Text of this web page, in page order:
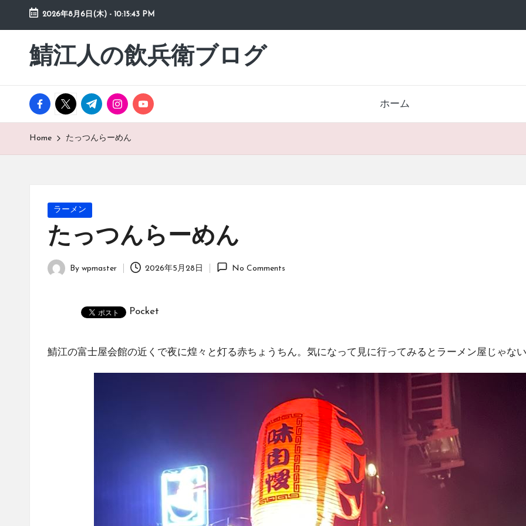
Skip
content
2026年8月6日(木) - 10:15:45 PM
鯖江人の飲兵衛ブログ
日々
の
然
草
facebook.com
twitter.com
t.me instagram.com
youtube.com ホーム
Home たっつんらーめん
Posted
ラーメン
たっつんらーめん
Posted
By wpmaster 2026年5月28日 No Comments
Pocket
鯖江の富士屋会館の近くで夜に煌々と灯る赤ちょうちん。気になって見に行ってみるとラーメン屋じゃな